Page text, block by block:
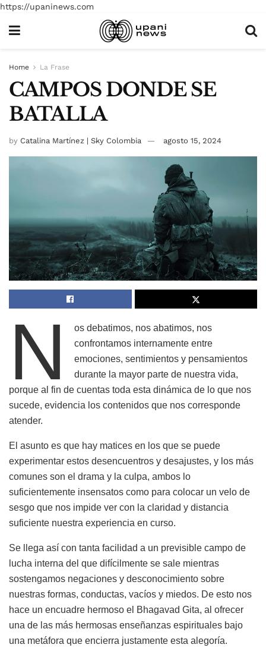
https://upaninews.com
Home La Frase
CAMPOS DONDE SE
BATALLA
by Catalina Martínez | Sky Colombia agosto 15, 2024
N
os debatimos, nos abatimos, nos
confrontamos internamente entre
emociones, sentimientos y pensamientos
durante la mayor parte de nuestra vida,
porque al fin de cuentas toda esta dinámica de lo que nos
sucede, evidencia los contenidos que nos corresponde
atender.
El asunto es que hay matices en los que se puede
experimentar estos desencuentros y desajustes, y los más
comunes son el drama y la culpa, ambos lo
suficientemente insensatos como para colocar un velo de
sesgo que nos impide ver con la claridad y distancia
suficiente nuestra experiencia en curso.
Se llega así con tanta facilidad a un previsible campo de
lucha interna del que difícilmente se sale mientras
sostengamos negaciones y desconocimiento sobre
nuestras formas, conductas, vacíos y miedos. De esto nos
hace un encuadre hermoso el Bhagavad Gita, al ofrecer
una de las más hermosas enseñanzas espirituales bajo
una metáfora que encierra justamente esta alegoría.